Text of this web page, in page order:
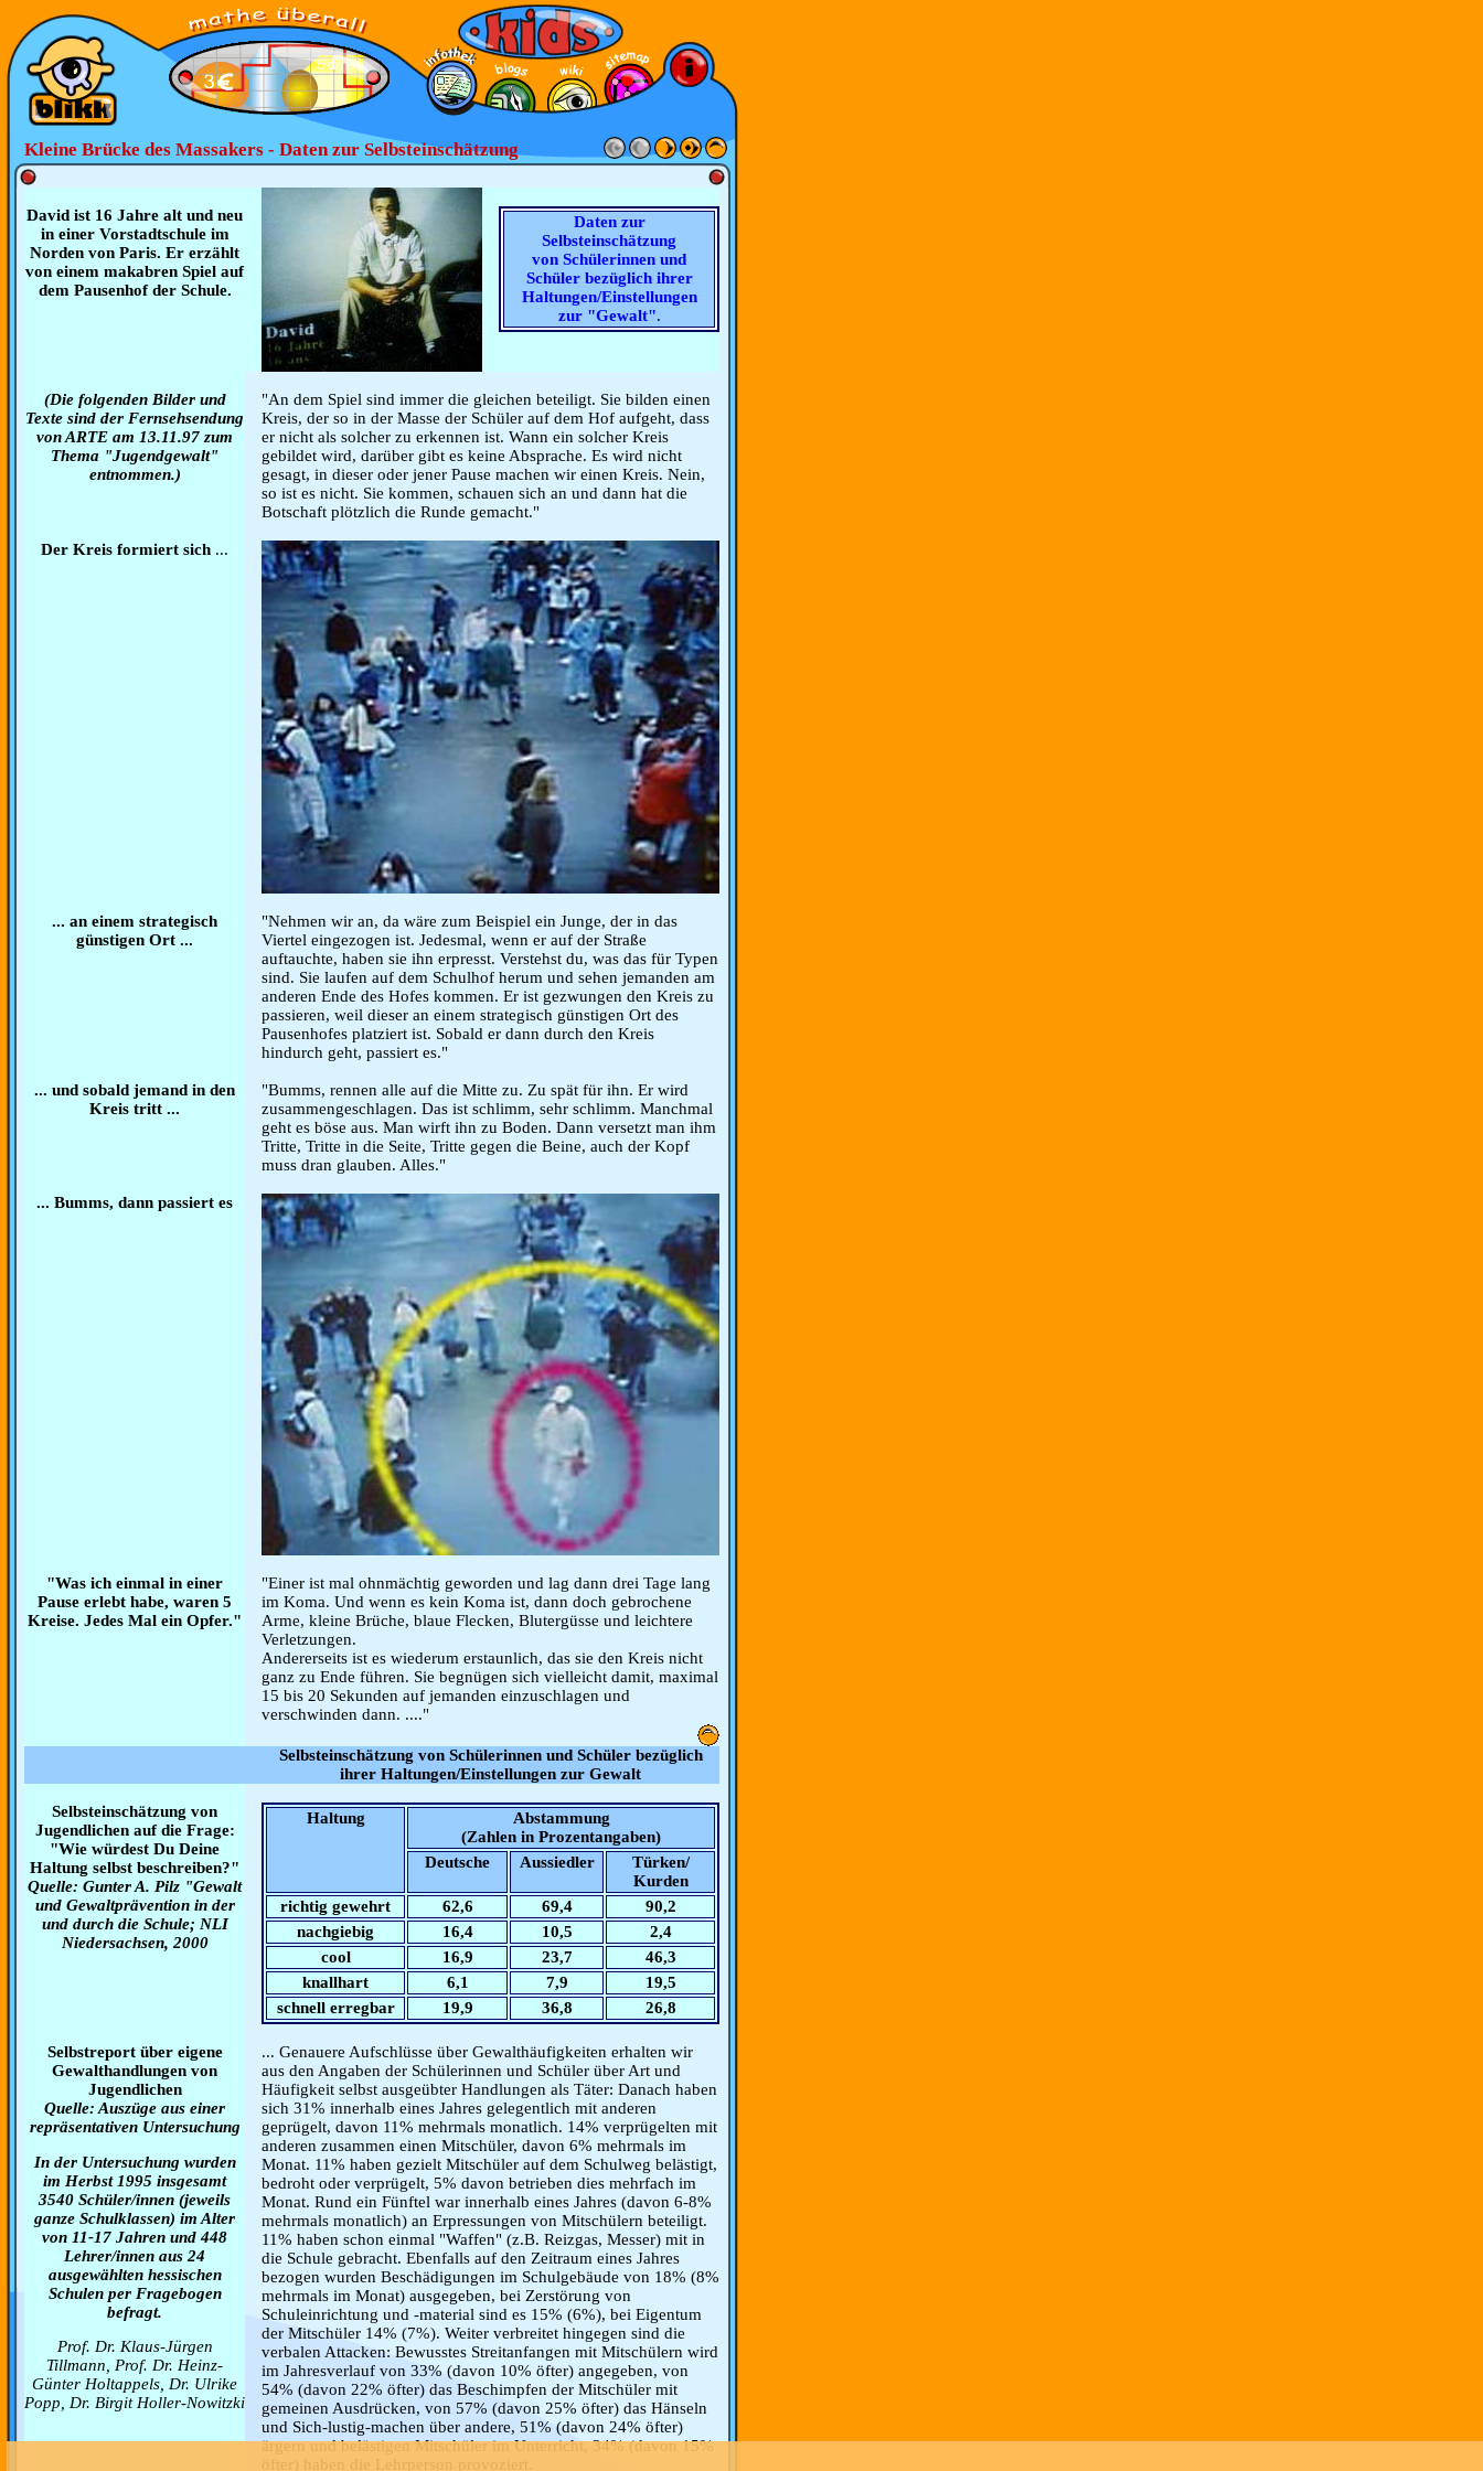
Kleine Brücke des Massakers - Daten zur Selbsteinschätzung
David ist 16 Jahre alt und neu
in einer Vorstadtschule im
Norden von Paris. Er erzählt
von einem makabren Spiel auf
dem Pausenhof der Schule.
Daten zur
Selbsteinschätzung
von Schülerinnen und
Schüler bezüglich ihrer
Haltungen/Einstellungen
zur "Gewalt".
(Die folgenden Bilder und
Texte sind der Fernsehsendung
von ARTE am 13.11.97 zum
Thema "Jugendgewalt"
entnommen.)
"An dem Spiel sind immer die gleichen beteiligt. Sie bilden einen
Kreis, der so in der Masse der Schüler auf dem Hof aufgeht, dass
er nicht als solcher zu erkennen ist. Wann ein solcher Kreis
gebildet wird, darüber gibt es keine Absprache. Es wird nicht
gesagt, in dieser oder jener Pause machen wir einen Kreis. Nein,
so ist es nicht. Sie kommen, schauen sich an und dann hat die
Botschaft plötzlich die Runde gemacht."
Der Kreis formiert sich ...
... an einem strategisch
günstigen Ort ...
"Nehmen wir an, da wäre zum Beispiel ein Junge, der in das
Viertel eingezogen ist. Jedesmal, wenn er auf der Straße
auftauchte, haben sie ihn erpresst. Verstehst du, was das für Typen
sind. Sie laufen auf dem Schulhof herum und sehen jemanden am
anderen Ende des Hofes kommen. Er ist gezwungen den Kreis zu
passieren, weil dieser an einem strategisch günstigen Ort des
Pausenhofes platziert ist. Sobald er dann durch den Kreis
hindurch geht, passiert es."
... und sobald jemand in den
Kreis tritt ...
"Bumms, rennen alle auf die Mitte zu. Zu spät für ihn. Er wird
zusammengeschlagen. Das ist schlimm, sehr schlimm. Manchmal
geht es böse aus. Man wirft ihn zu Boden. Dann versetzt man ihm
Tritte, Tritte in die Seite, Tritte gegen die Beine, auch der Kopf
muss dran glauben. Alles."
... Bumms, dann passiert es
"Was ich einmal in einer
Pause erlebt habe, waren 5
Kreise. Jedes Mal ein Opfer."
"Einer ist mal ohnmächtig geworden und lag dann drei Tage lang
im Koma. Und wenn es kein Koma ist, dann doch gebrochene
Arme, kleine Brüche, blaue Flecken, Blutergüsse und leichtere
Verletzungen.
Andererseits ist es wiederum erstaunlich, das sie den Kreis nicht
ganz zu Ende führen. Sie begnügen sich vielleicht damit, maximal
15 bis 20 Sekunden auf jemanden einzuschlagen und
verschwinden dann. ...."
Selbsteinschätzung von Schülerinnen und Schüler bezüglich
ihrer Haltungen/Einstellungen zur Gewalt
Selbsteinschätzung von
Jugendlichen auf die Frage:
"Wie würdest Du Deine
Haltung selbst beschreiben?"
Quelle: Gunter A. Pilz "Gewalt
und Gewaltprävention in der
und durch die Schule; NLI
Niedersachsen, 2000
Haltung
Abstammung
(Zahlen in Prozentangaben)
Deutsche
Aussiedler
Türken/
Kurden
richtig gewehrt
62,6 69,4
90,2
nachgiebig
16,4 10,5
2,4
cool
16,9 23,7
46,3
knallhart
6,1 7,9
19,5
schnell erregbar
19,9 36,8 26,8
Selbstreport über eigene
Gewalthandlungen von
Jugendlichen
Quelle: Auszüge aus einer
repräsentativen Untersuchung
In der Untersuchung wurden
im Herbst 1995 insgesamt
3540 Schüler/innen (jeweils
ganze Schulklassen) im Alter
von 11-17 Jahren und 448
Lehrer/innen aus 24
ausgewählten hessischen
Schulen per Fragebogen
befragt.
Prof. Dr. Klaus-Jürgen
Tillmann, Prof. Dr. Heinz-
Günter Holtappels, Dr. Ulrike
Popp, Dr. Birgit Holler-Nowitzki
... Genauere Aufschlüsse über Gewalthäufigkeiten erhalten wir
aus den Angaben der Schülerinnen und Schüler über Art und
Häufigkeit selbst ausgeübter Handlungen als Täter: Danach haben
sich 31% innerhalb eines Jahres gelegentlich mit anderen
geprügelt, davon 11% mehrmals monatlich. 14% verprügelten mit
anderen zusammen einen Mitschüler, davon 6% mehrmals im
Monat. 11% haben gezielt Mitschüler auf dem Schulweg belästigt,
bedroht oder verprügelt, 5% davon betrieben dies mehrfach im
Monat. Rund ein Fünftel war innerhalb eines Jahres (davon 6-8%
mehrmals monatlich) an Erpressungen von Mitschülern beteiligt.
11% haben schon einmal "Waffen" (z.B. Reizgas, Messer) mit in
die Schule gebracht. Ebenfalls auf den Zeitraum eines Jahres
bezogen wurden Beschädigungen im Schulgebäude von 18% (8%
mehrmals im Monat) ausgegeben, bei Zerstörung von
Schuleinrichtung und -material sind es 15% (6%), bei Eigentum
der Mitschüler 14% (7%). Weiter verbreitet hingegen sind die
verbalen Attacken: Bewusstes Streitanfangen mit Mitschülern wird
im Jahresverlauf von 33% (davon 10% öfter) angegeben, von
54% (davon 22% öfter) das Beschimpfen der Mitschüler mit
gemeinen Ausdrücken, von 57% (davon 25% öfter) das Hänseln
und Sich-lustig-machen über andere, 51% (davon 24% öfter)
ärgern und belästigen Mitschüler im Unterricht, 34% (davon 15%
öfter) haben die Lehrperson provoziert.